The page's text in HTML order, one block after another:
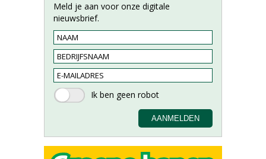
Meld je aan voor onze digitale
nieuwsbrief.